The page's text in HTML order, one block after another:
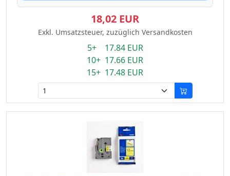
18,02 EUR
Exkl. Umsatzsteuer, zuzüglich Versandkosten
5+ 17.84 EUR
10+ 17.66 EUR
15+ 17.48 EUR